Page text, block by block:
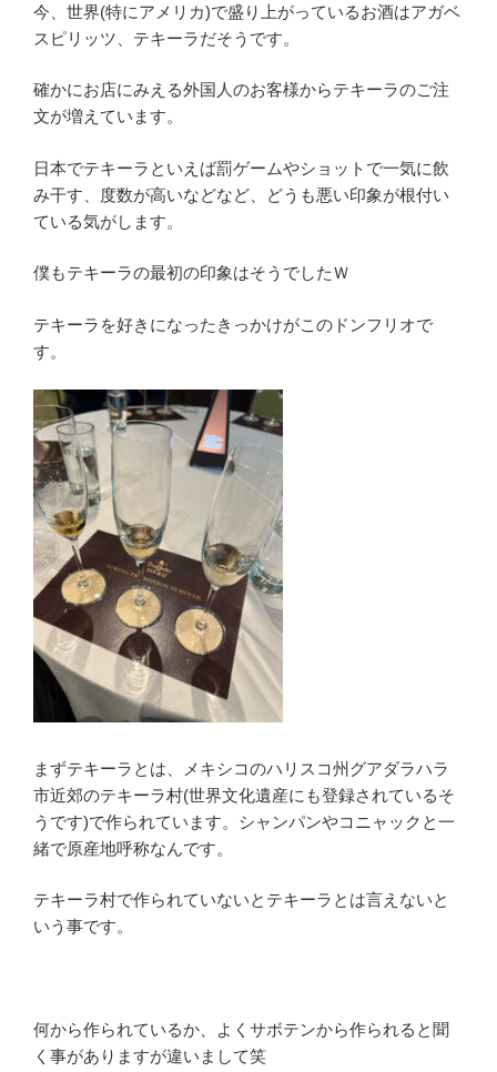
今、世界(特にアメリカ)で盛り上がっているお酒はアガベ
スピリッツ、テキーラだそうです。
確かにお店にみえる外国人のお客様からテキーラのご注
文が増えています。
日本でテキーラといえば罰ゲームやショットで一気に飲
み干す、度数が高いなどなど、どうも悪い印象が根付い
ている気がします。
僕もテキーラの最初の印象はそうでしたＷ
テキーラを好きになったきっかけがこのドンフリオで
す。
まずテキーラとは、メキシコのハリスコ州グアダラハラ
市近郊のテキーラ村(世界文化遺産にも登録されているそ
うです)で作られています。シャンパンやコニャックと一
緒で原産地呼称なんです。
テキーラ村で作られていないとテキーラとは言えないと
いう事です。
何から作られているか、よくサボテンから作られると聞
く事がありますが違いまして笑